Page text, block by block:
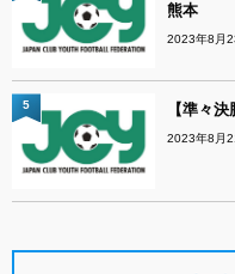
熊本
2023年8月
【準々
2023年8月
5